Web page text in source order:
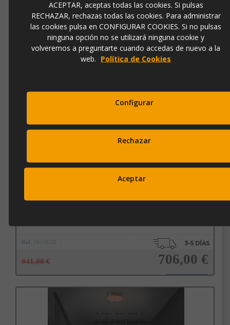
LAMPARA MOLLY ORO ROSA (110X110)
Ref. 763592
695,00 €
Añadir a la cesta
Ref. 763592D
941,00 € 706,00 €
Añadir a la cesta
Subscríbete a nuestra newsletter
y disfruta de un 10% de
descuento en tu primera compra.
Entérate antes que nadie de nuestras novedades y promociones
ACEPTAR, aceptas todas las cookies. Si pulsas
RECHAZAR, rechazas todas las cookies. Para administrar
las cookies pulsa en CONFIGURAR COOKIES. Si no pulsas
ninguna opción no se utilizará ninguna cookie y
volveremos a preguntarte cuando accedas de nuevo a la
web. Política de Cookies
Configurar
Rechazar
Aceptar